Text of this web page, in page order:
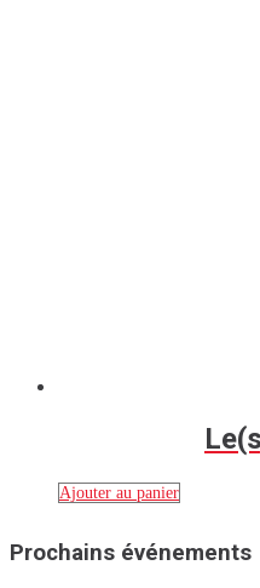
Ajouter au panier
Prochains événements